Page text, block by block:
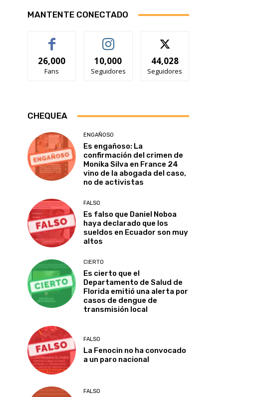
MANTENTE CONECTADO
26,000
Fans
10,000
Seguidores
44,028
Seguidores
CHEQUEA
ENGAÑOSO
Es engañoso: La
confirmación del crimen de
Monika Silva en France 24
vino de la abogada del caso,
no de activistas
FALSO
Es falso que Daniel Noboa
haya declarado que los
sueldos en Ecuador son muy
altos
CIERTO
Es cierto que el
Departamento de Salud de
Florida emitió una alerta por
casos de dengue de
transmisión local
FALSO
La Fenocin no ha convocado
a un paro nacional
FALSO